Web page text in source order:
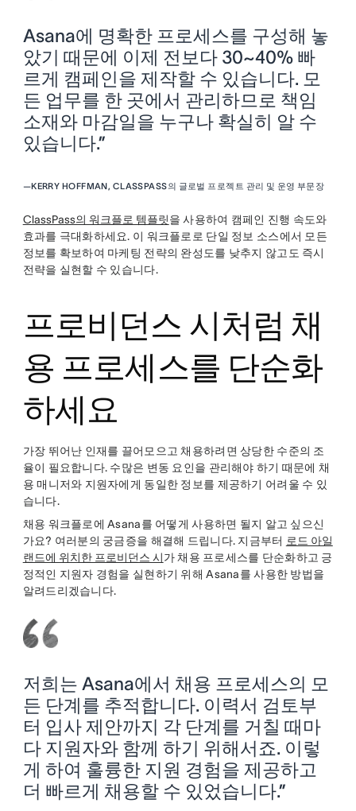
Asana에 명확한 프로세스를 구성해 놓
았기 때문에 이제 전보다 30~40% 빠
르게 캠페인을 제작할 수 있습니다. 모
든 업무를 한 곳에서 관리하므로 책임
소재와 마감일을 누구나 확실히 알 수
있습니다.”
—KERRY HOFFMAN, CLASSPASS의 글로벌 프로젝트 관리 및 운영 부문장
ClassPass의 워크플로 템플릿을 사용하여 캠페인 진행 속도와
효과를 극대화하세요. 이 워크플로로 단일 정보 소스에서 모든
정보를 확보하여 마케팅 전략의 완성도를 낮추지 않고도 즉시
전략을 실현할 수 있습니다.
프로비던스 시처럼 채
용 프로세스를 단순화
하세요
가장 뛰어난 인재를 끌어모으고 채용하려면 상당한 수준의 조
율이 필요합니다. 수많은 변동 요인을 관리해야 하기 때문에 채
용 매니저와 지원자에게 동일한 정보를 제공하기 어려울 수 있
습니다.
채용 워크플로에 Asana를 어떻게 사용하면 될지 알고 싶으신
가요? 여러분의 궁금증을 해결해 드립니다. 지금부터 로드 아일
랜드에 위치한 프로비던스 시가 채용 프로세스를 단순화하고 긍
정적인 지원자 경험을 실현하기 위해 Asana를 사용한 방법을
알려드리겠습니다.
저희는 Asana에서 채용 프로세스의 모
든 단계를 추적합니다. 이력서 검토부
터 입사 제안까지 각 단계를 거칠 때마
다 지원자와 함께 하기 위해서죠. 이렇
게 하여 훌륭한 지원 경험을 제공하고
더 빠르게 채용할 수 있었습니다.”